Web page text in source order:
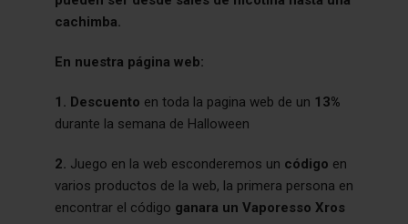
cachimba.
En nuestra página web:
1. Descuento en toda la pagina web de un 13%
durante la semana de Halloween
2. Juego en la web esconderemos un código en
varios productos de la web, la primera persona en
encontrar el código ganara un Vaporesso Xros